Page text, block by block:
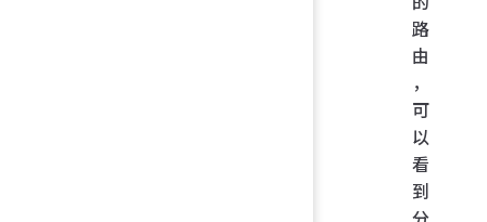
路
由
，
可
以
看
到